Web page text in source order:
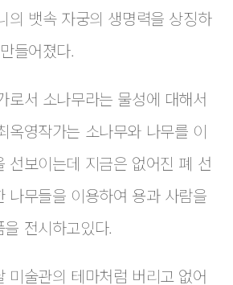
의 뱃속 자궁의 생명력을 상징하
들어졌다.
로서 소나무라는 물성에 대해서
옥영작가는 소나무와 나무를 이
선보이는데 지금은 없어진 폐 선
나무들을 이용하여 용과 사람을
전시하고있다.
미술관의 테마처럼 버리고 없어